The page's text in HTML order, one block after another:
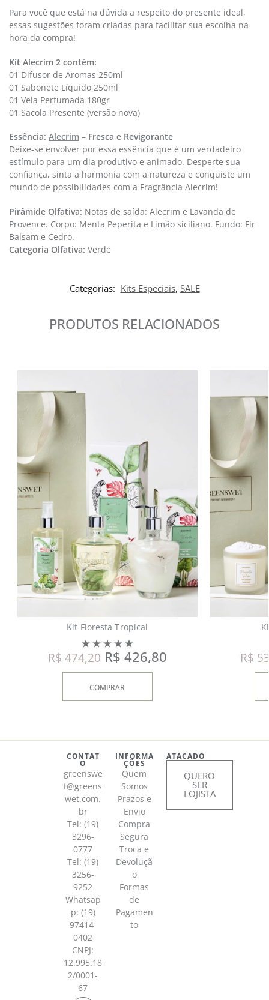
Para você que está na dúvida a respeito do presente ideal,
essas sugestões foram criadas para facilitar sua escolha na
hora da compra!
Kit Alecrim 2 contém:
01 Difusor de Aromas 250ml
01 Sabonete Líquido 250ml
01 Vela Perfumada 180gr
01 Sacola Presente (versão nova)
Essência: Alecrim – Fresca e Revigorante
Deixe-se envolver por essa essência que é um verdadeiro
estímulo para um dia produtivo e animado. Desperte sua
confiança, sinta a harmonia com a natureza e conquiste um
mundo de possibilidades com a Fragrância Alecrim!
Pirâmide Olfativa: Notas de saída: Alecrim e Lavanda de
Provence. Corpo: Menta Peperita e Limão siciliano. Fundo: Fir
Balsam e Cedro.
Categoria Olfativa: ​ Verde
Categorias: Kits Especiais, SALE
PRODUTOS RELACIONADOS
Kit Floresta Tropical
R$474,20 R$ 426,80
COMPRAR
R$
CONTAT
O
greenswe
t@greens
wet.com.
br
Tel: (19)
3296-
0777
Tel: (19)
3256-
9252
Whatsap
p: (19)
97414-
0402
CNPJ:
12.995.18
2/0001-
67
INFORMA
ÇÕES
Quem
Somos
Prazos e
Envio
Compra
Segura
Troca e
Devoluçã
o
Formas
de
Pagamen
to
ATACADO
QUERO
SER
LOJISTA